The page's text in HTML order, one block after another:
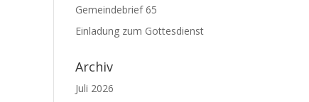
Gemeindebrief 65
Einladung zum Gottesdienst
Archiv
Juli 2026